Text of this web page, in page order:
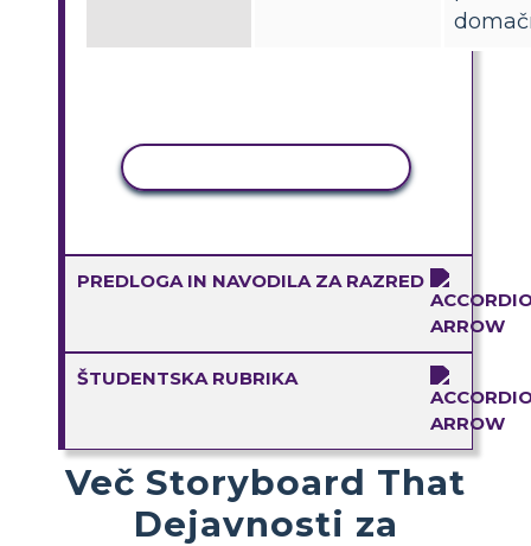
PREDLOGA IN NAVODILA ZA RAZRED
ŠTUDENTSKA RUBRIKA
Več Storyboard That
Dejavnosti za